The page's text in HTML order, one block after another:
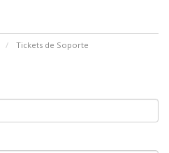
Tickets de Soporte